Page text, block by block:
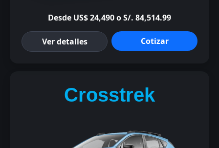
Desde US$ 24,490 o S/. 84,514.99
Ver detalles Cotizar
Crosstrek